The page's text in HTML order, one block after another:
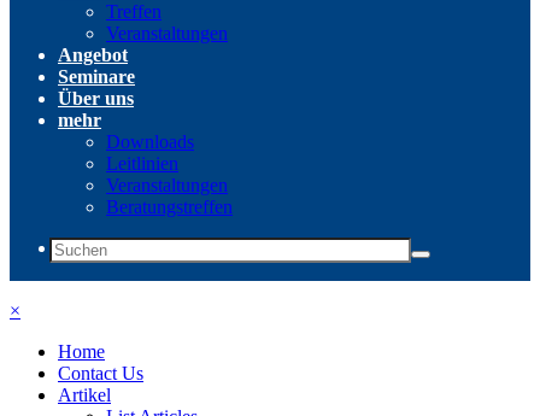
Treffen
Veranstaltungen
Angebot
Seminare
Über uns
mehr
Downloads
Leitlinien
Veranstaltungen
Beratungstreffen
×
Home
Contact Us
Artikel